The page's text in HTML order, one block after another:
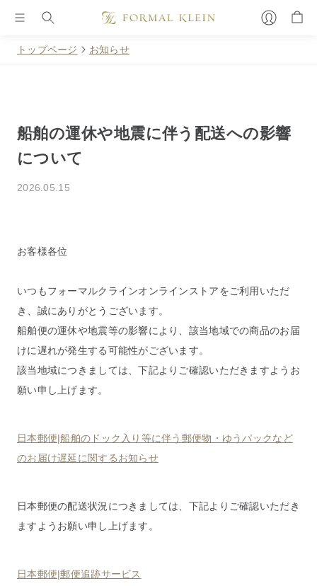
トップページ お知らせ
船舶の運休や地震に伴う配送への影響
について
2026.05.15
お客様各位
いつもフォーマルクラインオンラインストアをご利用いただ
き、誠にありがとうございます。
船舶便の運休や地震等の影響により、該当地域での商品のお届
けに遅れが発生する可能性がございます。
該当地域につきましては、下記よりご確認いただきますようお
願い申し上げます。
日本郵便|船舶のドック入り等に伴う郵便物・ゆうパックなど
のお届け遅延に関するお知らせ
日本郵便の配送状況につきましては、下記よりご確認いただき
ますようお願い申し上げます。
日本郵便|郵便追跡サービス